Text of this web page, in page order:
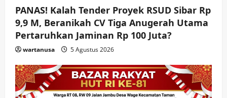
PANAS! Kalah Tender Proyek RSUD Sibar Rp
9,9 M, Beranikah CV Tiga Anugerah Utama
Pertaruhkan Jaminan Rp 100 Juta?
wartanusa 5 Agustus 2026